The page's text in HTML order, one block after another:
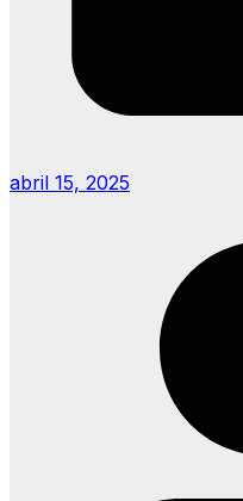
abril 15, 2025